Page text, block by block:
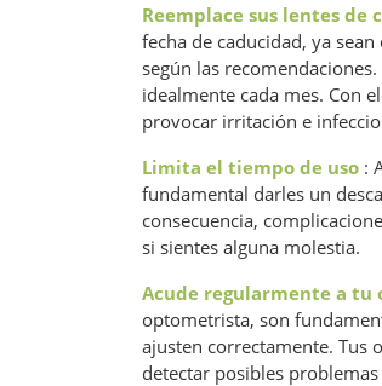
Reemplace sus lentes de
fecha de caducidad, ya
según las
idealmente cada mes. Con
provocar irritación e
Limita el tiempo de uso :
fundamental darles un
consecuencia,
si sientes alguna molestia.
Acude regularmente a tu
optometrista, son
ajusten correctamente. Tus
detectar posibles